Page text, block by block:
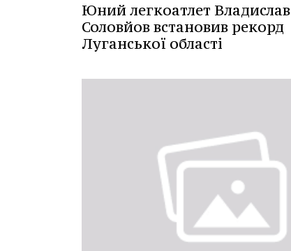
Юний легкоатлет Владислав
Соловйов встановив рекорд
Луганської області